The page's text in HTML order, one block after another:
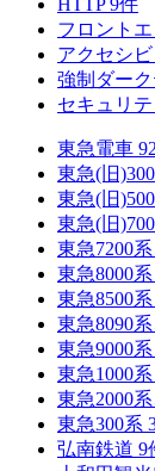
フロント
アクセシ
強制ダー
セキュリテ
東急電車 92
東急(旧
東急(旧
東急(旧
東急7200
東急8000系
東急8500系
東急8090
東急9000系
東急1000系
東急2000
東急300系
弘南鉄道 9